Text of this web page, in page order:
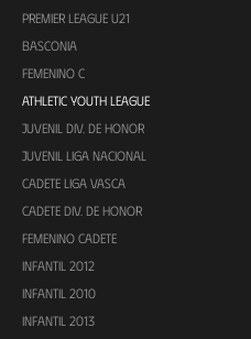
PREMIER LEAGUE U21
BASCONIA
FEMENINO C
ATHLETIC YOUTH LEAGUE
JUVENIL DIV. DE HONOR
JUVENIL LIGA NACIONAL
CADETE LIGA VASCA
CADETE DIV. DE HONOR
FEMENINO CADETE
INFANTIL 2012
INFANTIL 2010
INFANTIL 2013